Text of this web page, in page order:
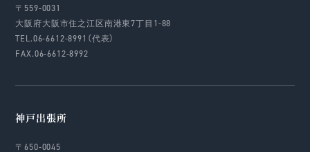
〒559-0031
大阪府大阪市住之江区南港東7丁目1-88
TEL.06-6612-8991（代表）
FAX.06-6612-8992
神戸出張所
〒650-0045